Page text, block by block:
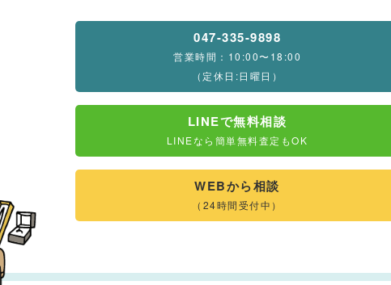
047-335-9898
営業時間：10:00〜18:00
（定休日:日曜日）
LINEで無料相談
LINEなら簡単無料査定もOK
WEBから相談
（24時間受付中）